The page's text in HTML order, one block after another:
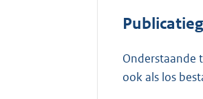
n
o
a
t
n
d
w
l
o
s
a
n
Onderstaande
ook als los